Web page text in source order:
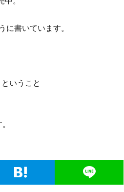
に書いています。
いうこと